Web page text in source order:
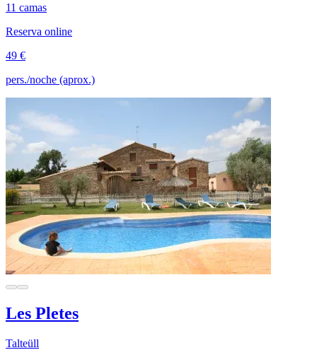
11 camas
Reserva online
49 €
pers./noche (aprox.)
Les Pletes
Talteüll